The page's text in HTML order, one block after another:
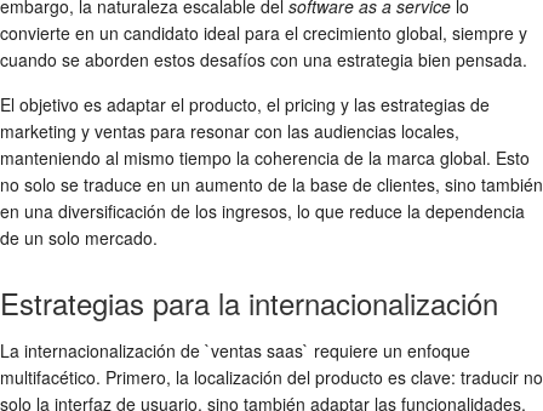
embargo, la naturaleza escalable del software as a service lo
convierte en un candidato ideal para el crecimiento global, siempre y
cuando se aborden estos desafíos con una estrategia bien pensada.
El objetivo es adaptar el producto, el pricing y las estrategias de
marketing y ventas para resonar con las audiencias locales,
manteniendo al mismo tiempo la coherencia de la marca global. Esto
no solo se traduce en un aumento de la base de clientes, sino también
en una diversificación de los ingresos, lo que reduce la dependencia
de un solo mercado.
Estrategias para la internacionalización
La internacionalización de `ventas saas` requiere un enfoque
multifacético. Primero, la localización del producto es clave: traducir no
solo la interfaz de usuario, sino también adaptar las funcionalidades,